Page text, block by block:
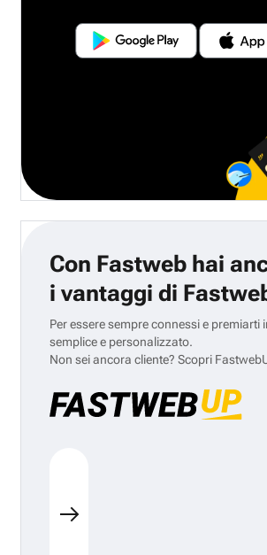
Con Fastweb hai
i vantaggi di
Per essere sempre connessi e premiarti
semplice e personalizzato.
Non sei ancora cliente? Scopri